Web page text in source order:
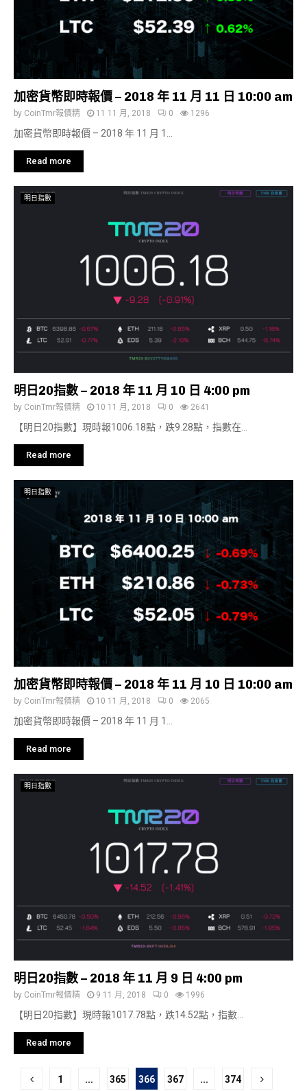
加密貨幣即時報價 – 2018 年 11 月 11 日 10:00 am
by CoinTmr報價精 11 11 月, 2018 0 1296
加密貨幣即時報價 – 2018 年 11 月 1...
Read more
明日指數
明日20指數 – 2018 年 11 月 10 日 4:00 pm
by CoinTmr報價精 10 11 月, 2018 0 2641
【明日20指數】現時報1006.18點，跌9.28點，指數在...
Read more
明日指數
加密貨幣即時報價 – 2018 年 11 月 10 日 10:00 am
by CoinTmr報價精 10 11 月, 2018 0 2065
加密貨幣即時報價 – 2018 年 11 月 1...
Read more
明日指數
明日20指數 – 2018 年 11 月 9 日 4:00 pm
by CoinTmr報價精 9 11 月, 2018 0 1996
【明日20指數】現時報1017.78點，跌14.52點，指數...
Read more
文
1 ... 365 366 367 ... 374